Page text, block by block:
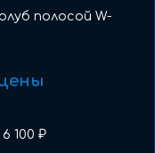
полосой W-
6 100 ₽